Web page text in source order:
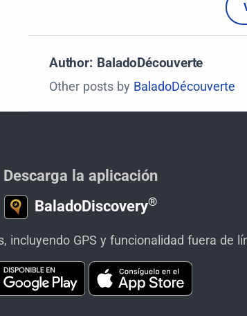
Author: BaladoDécouverte
Other posts by BaladoDécouverte
Descarga la aplicación
BaladoDiscovery®
incluyendo GPS y funcionalidad fuera de